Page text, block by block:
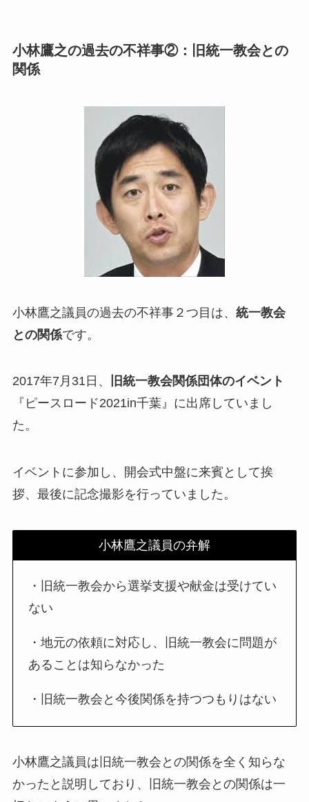
小林鷹之の過去の不祥事②：旧統一教会との
関係
小林鷹之議員の過去の不祥事２つ目は、 統一教会
との関係です。
2017年7月31日、
旧統一教会関係団体のイベント
『ピースロード2021in千葉』に出席していまし
た。
イベントに参加し、開会式中盤に来賓として挨
拶、最後に記念撮影を行っていました。
小林鷹之議員の弁解
・旧統一教会から選挙支援や献金は受けてい
ない
・地元の依頼に対応し、旧統一教会に問題が
あることは知らなかった
・旧統一教会と今後関係を持つつもりはない
小林鷹之議員は旧統一教会との関係を全く知らな
かったと説明しており、旧統一教会との関係は一